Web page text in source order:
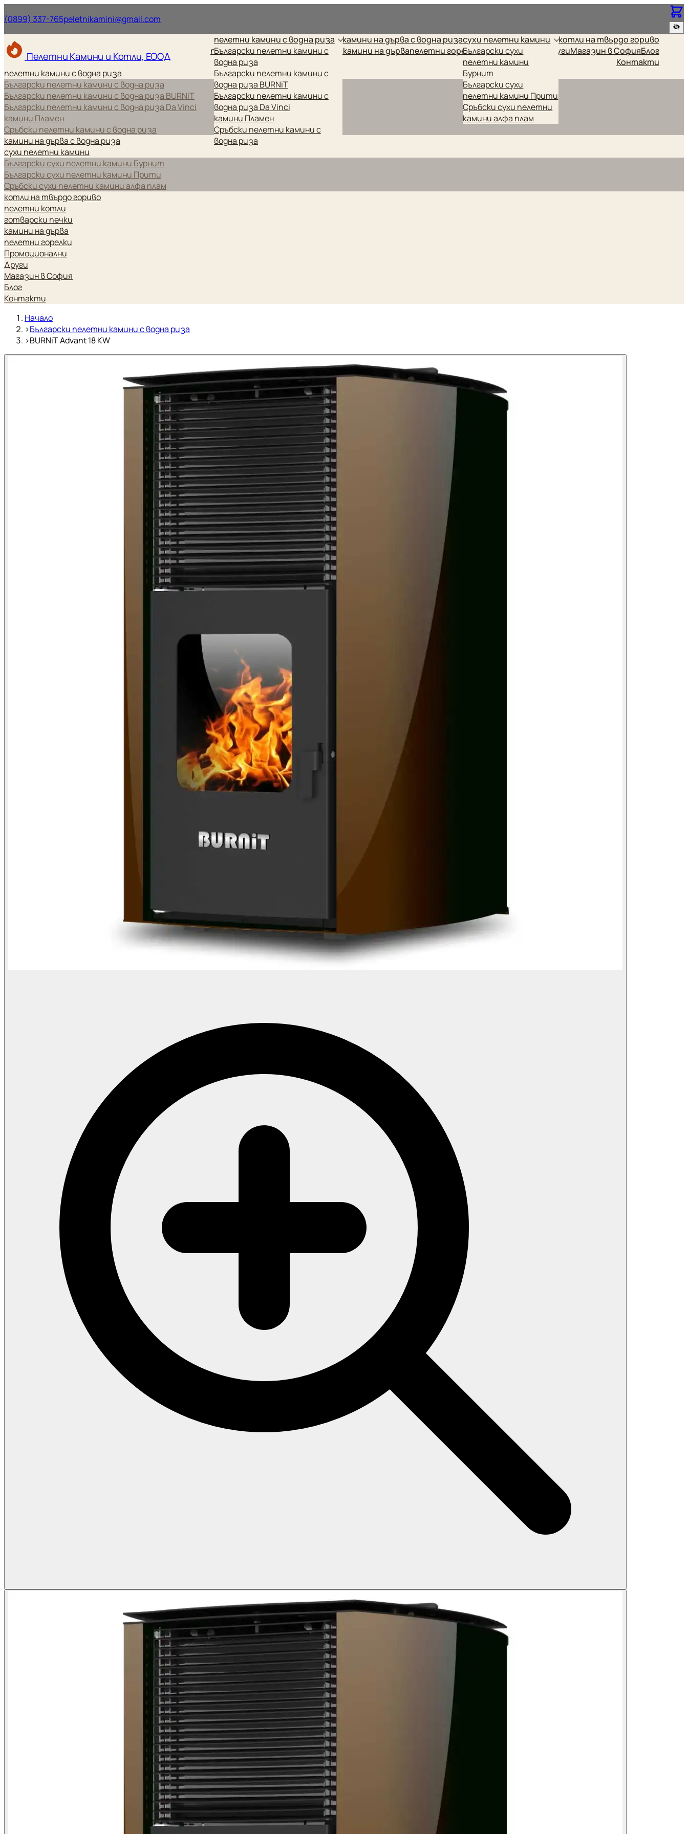
(0899) 337-765Нашият телефонен номер.
peletnikamini@gmail.com
Пелетни Камини и Котли, ЕООД
пелетни камини с водна риза
Български пелетни камини с
водна риза
Български пелетни камини с
водна риза BURNiT
Български пелетни камини с
водна риза Da Vinci
камини Пламен
Сръбски пелетни камини с
водна риза
камини на дърва с водна ризасухи пелетни камини
Български сухи
пелетни камини
Бурнит
Български сухи
пелетни камини Прити
Сръбски сухи пелетни
камини алфа плам
котли на твърдо гориво
пелетни котлиготварски печки камини на дървапелетни горелкиПромоционални ДругиМагазин в СофияБлог
Контакти
пелетни камини с водна риза
Български пелетни камини с водна риза
Български пелетни камини с водна риза BURNiT
Български пелетни камини с водна риза Da Vinci
камини Пламен
Сръбски пелетни камини с водна риза
камини на дърва с водна риза
сухи пелетни камини
Български сухи пелетни камини Бурнит
Български сухи пелетни камини Прити
Сръбски сухи пелетни камини алфа плам
котли на твърдо гориво
пелетни котли
готварски печки
камини на дърва
пелетни горелки
Промоционални
Други
Магазин в София
Блог
Контакти
Начало
›Български пелетни камини с водна риза
›BURNiT Advant 18 KW